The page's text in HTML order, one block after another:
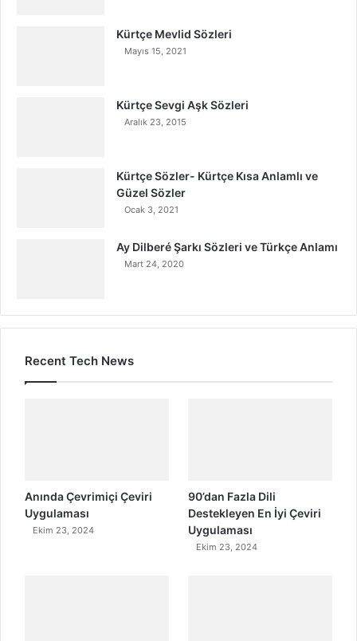
Kürtçe Mevlid Sözleri
Mayıs 15, 2021
Kürtçe Sevgi Aşk Sözleri
Aralık 23, 2015
Kürtçe Sözler- Kürtçe Kısa Anlamlı ve
Güzel Sözler
Ocak 3, 2021
Ay Dilberé Şarkı Sözleri ve Türkçe Anlamı
Mart 24, 2020
Recent Tech News
Anında Çevrimiçi Çeviri
Uygulaması
Ekim 23, 2024
90’dan Fazla Dili
Destekleyen En İyi Çeviri
Uygulaması
Ekim 23, 2024